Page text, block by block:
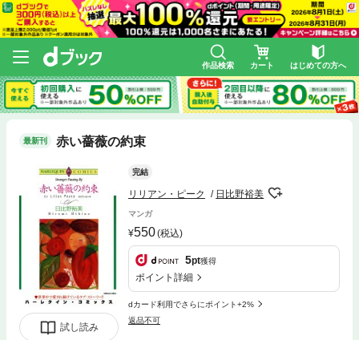
作品検索 カート はじめての方へ
最新刊 赤い薔薇の約束
試し読み
完結
リリアン・ピーク 日比野裕美
マンガ
550(税込)
5pt獲得
ポイント詳細
dカード利用でさらにポイント+2%
返品不可